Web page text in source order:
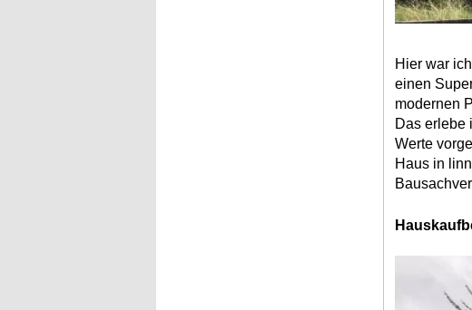
Hier war
einen
modernen
Das erlebe
Werte
Haus in